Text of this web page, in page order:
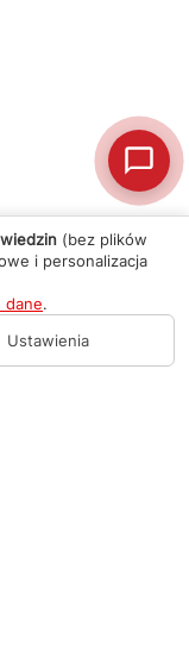
(bez plików
i personalizacja
dane.
Ustawienia